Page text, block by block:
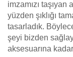
imzamızı
yüzden şıklığı
tasarladık.
şeyi bizden
aksesuarına